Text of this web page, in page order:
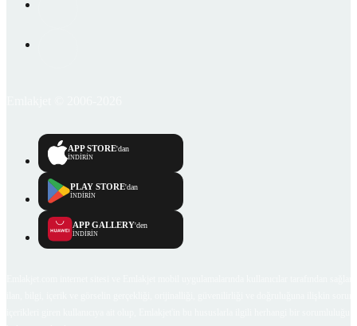
APP STORE'dan
İNDİRİN
PLAY STORE'dan
İNDİRİN
APP GALLERY'den
İNDİRİN